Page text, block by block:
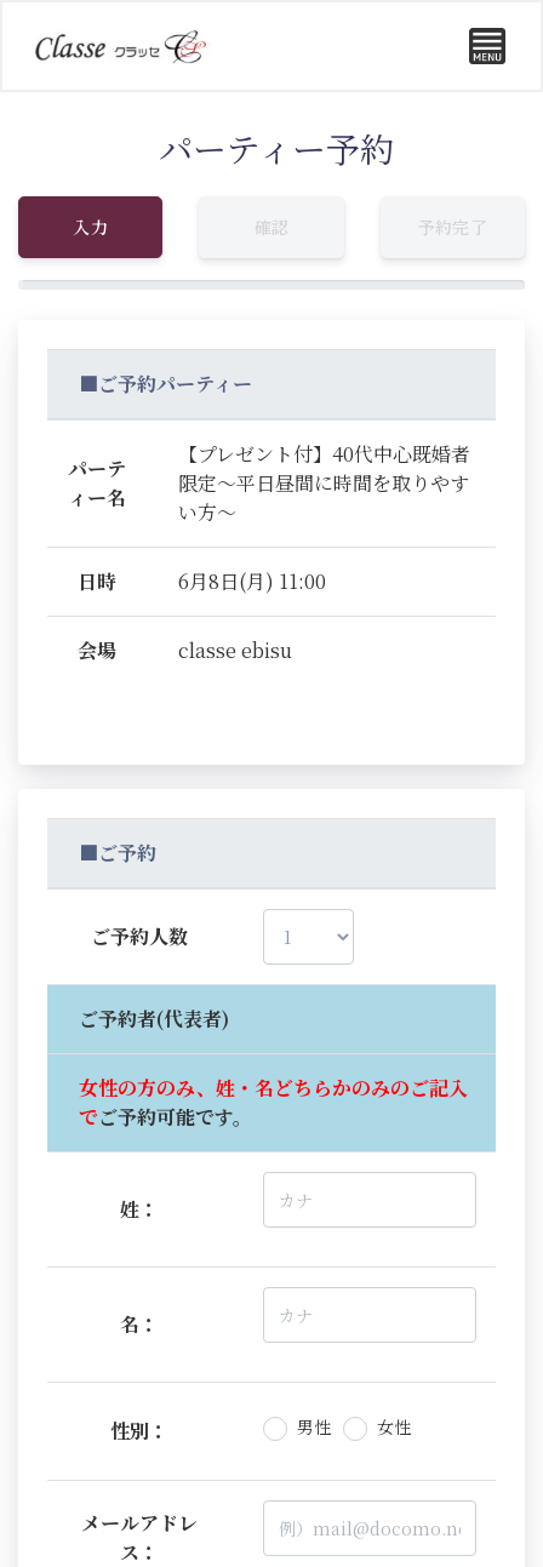
パーティー予約
入力 確認 予約完了
■ご予約パーティー
パーテ
ィー名
【プレゼント付】40代中心既婚者
限定～平日昼間に時間を取りやす
い方～
日時 6月8日(月) 11:00
会場 classe ebisu
■ご予約
ご予約人数
ご予約者(代表者)
女性の方のみ、姓・名どちらかのみのご記入
でご予約可能です。
姓：
名：
性別： 男性 女性
メールアドレ
ス：